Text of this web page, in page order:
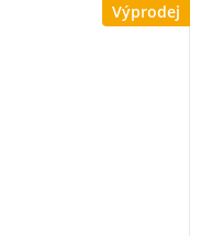
Výprodej